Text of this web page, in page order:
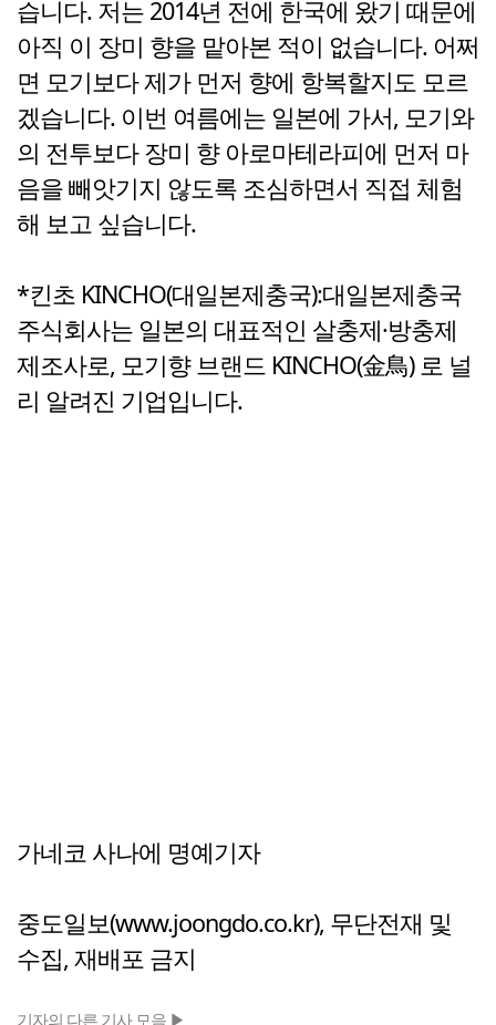
습니다. 저는 2014년 전에 한국에 왔기 때문에
아직 이 장미 향을 맡아본 적이 없습니다. 어쩌
면 모기보다 제가 먼저 향에 항복할지도 모르
겠습니다. 이번 여름에는 일본에 가서, 모기와
의 전투보다 장미 향 아로마테라피에 먼저 마
음을 빼앗기지 않도록 조심하면서 직접 체험
해 보고 싶습니다.
*킨초 KINCHO(대일본제충국):대일본제충국
주식회사는 일본의 대표적인 살충제·방충제
제조사로, 모기향 브랜드 KINCHO(金鳥) 로 널
리 알려진 기업입니다.
가네코 사나에 명예기자
중도일보(www.joongdo.co.kr), 무단전재 및
수집, 재배포 금지
기자의 다른 기사 모음 ▶